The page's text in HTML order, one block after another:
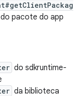
pacote do app
do sdkruntime-
da biblioteca